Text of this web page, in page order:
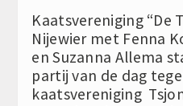
Kaatsvereniging “De
Nijewier met Fenna
en Suzanna Allema
partij van de dag
kaatsvereniging